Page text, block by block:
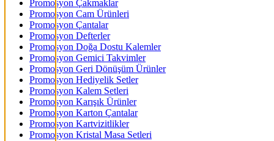
Promosyon Çakmaklar
Promosyon Cam Ürünleri
Promosyon Çantalar
Promosyon Defterler
Promosyon Doğa Dostu Kalemler
Promosyon Gemici Takvimler
Promosyon Geri Dönüşüm Ürünler
Promosyon Hediyelik Setler
Promosyon Kalem Setleri
Promosyon Karışık Ürünler
Promosyon Karton Çantalar
Promosyon Kartvizitlikler
Promosyon Kristal Masa Setleri